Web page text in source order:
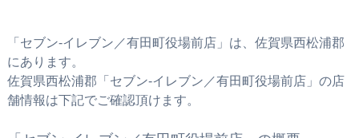
「セブン‐イレブン／有田町役場前店」は、佐賀県西松浦郡
にあります。
佐賀県西松浦郡「セブン‐イレブン／有田町役場前店」の店
舗情報は下記でご確認頂けます。